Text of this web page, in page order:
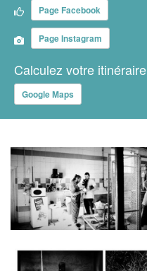
Page Facebook
Page Instagram
Calculez votre itinéraire
Google Maps